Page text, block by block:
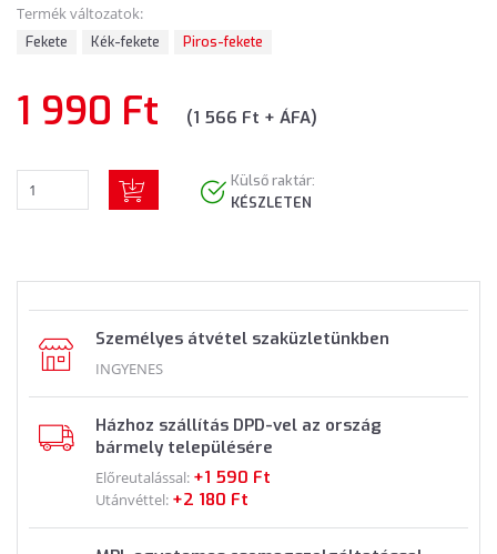
Termék változatok:
Fekete Kék-fekete Piros-fekete
1 990 Ft (1 566 Ft + ÁFA)
Külső raktár:
KÉSZLETEN
Személyes átvétel szaküzletünkben
INGYENES
Házhoz szállítás DPD-vel az ország
bármely településére
Előreutalással: +1 590 Ft
Utánvéttel: +2 180 Ft